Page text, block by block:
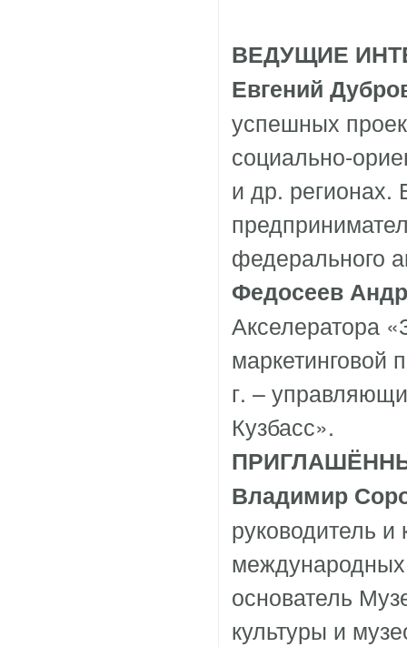
ВЕДУЩИЕ
Евгений
успешных
социально-
и др. регионах.
федерального
Федосеев
Акселератора
маркетинговой
г. –
Кузбасс».
Владимир
руководитель
международных
основатель
культуры и